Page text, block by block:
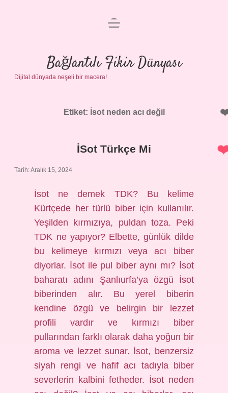
Anasayfa
Gizlilik Politikası
Yasal Uyarı
menüyü
Bağlantılı Fikir Dünyası
Dijital dünyada neşeli bir macera!
Etiket: İsot neden acı değil
İSot Türkçe Mi
Tarih: Aralık 15, 2024
İsot ne demek TDK? Bu kelime
Kürtçede her türlü biber için kullanılır.
Yeşilden kırmızıya, puldan toza. Peki
TDK ne yapıyor? Elbette, günlük dilde
bu kelimeye kırmızı veya acı biber
diyorlar. İsot ile pul biber aynı mı? İsot
baharatı adını Şanlıurfa’ya özgü İsot
biberinden alır. Bu yerel biberin
kendine özgü ve belirgin bir lezzet
profili vardır ve kırmızı biber
pullarından farklı olarak daha yoğun bir
aroma ve lezzet sunar. İsot, benzersiz
siyah rengi ve hafif acı tadıyla biber
severlerin kalbini fetheder. İsot neden